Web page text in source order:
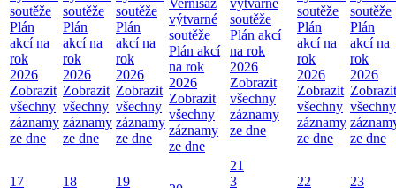
soutěže
Plán
akcí na
rok
2026
Zobrazit
všechny
záznamy
ze dne
soutěže
Plán
akcí na
rok
2026
Zobrazit
všechny
záznamy
ze dne
soutěže
Plán
akcí na
rok
2026
Zobrazit
všechny
záznamy
ze dne
Vernisáž
výtvarné
soutěže
Plán akcí
na rok
2026
Zobrazit
všechny
záznamy
ze dne
výtvarné
soutěže
Plán akcí
na rok
2026
Zobrazit
všechny
záznamy
ze dne
soutěže
Plán
akcí na
rok
2026
Zobrazit
všechny
záznamy
ze dne
soutěže
Plán
akcí na
rok
2026
Zobrazit
všechny
ze dne
17
18
19
21
3
22
23